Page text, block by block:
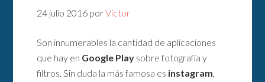
24 julio 2016 porVictor
Son innumerables la cantidad de aplicaciones
que hay en Google Play sobre fotografía y
filtros. Sin duda la más famosa es instagram,